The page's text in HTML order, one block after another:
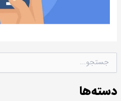
س
ج
دسته‌ها